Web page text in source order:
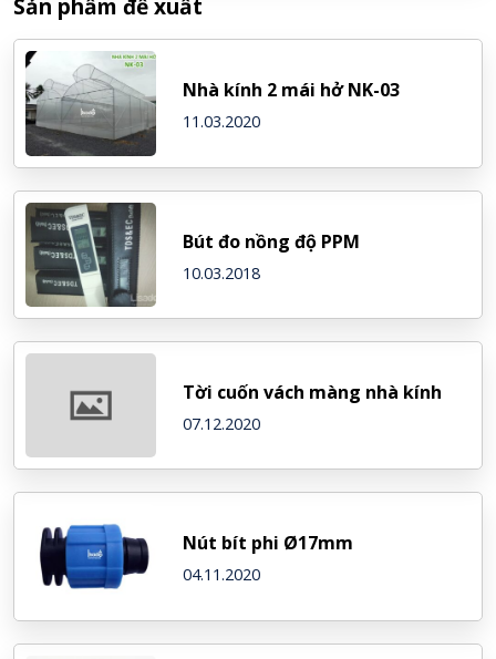
Sản phẩm đề xuất
Nhà kính 2 mái hở NK-03
11.03.2020
Bút đo nồng độ PPM
10.03.2018
Tời cuốn vách màng nhà kính
07.12.2020
Nút bít phi Ø17mm
04.11.2020